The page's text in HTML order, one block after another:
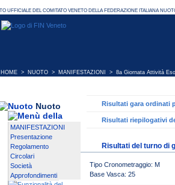
HOME > NUOTO > MANIFESTAZIONI > 8a Giornata Attività
Nuoto
MANIFESTAZIONI
Presentazione
Regolamento
Circolari
Società
Approfondimenti
Risultati gara ordinati
Risultati riepilogativi
Risultati del turno di
Tipo Cronometraggio: M
Base Vasca: 25